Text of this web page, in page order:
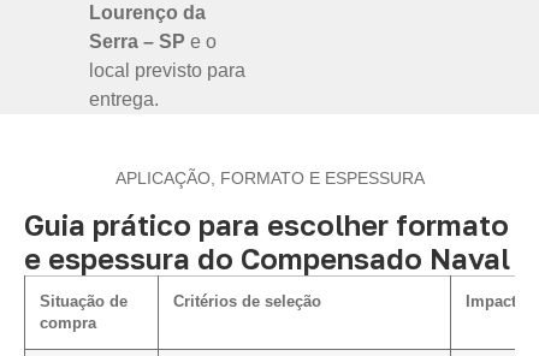
Lourenço da
Serra – SP e o
local previsto para
entrega.
APLICAÇÃO, FORMATO E ESPESSURA
Guia prático para escolher formato
e espessura do Compensado Naval
Situação de
compra
Critérios de seleção Impacto